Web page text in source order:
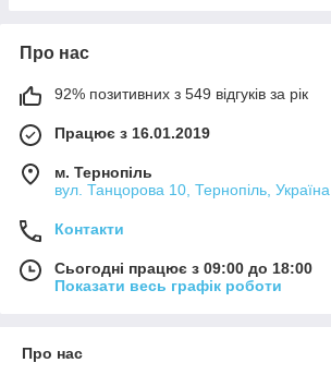
Про нас
92% позитивних з 549 відгуків за рік
Працює з 16.01.2019
м. Тернопіль
вул. Танцорова 10, Тернопіль, Україна
Контакти
Сьогодні працює з 09:00 до 18:00
Показати весь графік роботи
Про нас